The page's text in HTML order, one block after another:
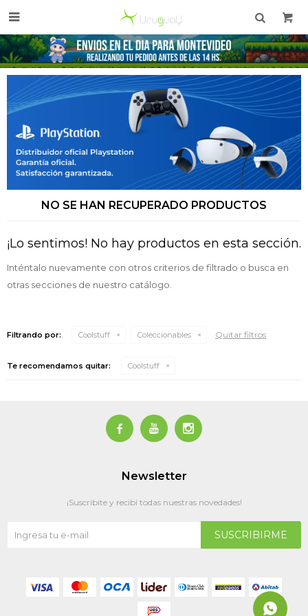

NO SE HAN RECUPERADO PRODUCTOS
¡Lo sentimos! No hay productos en esta sección.
Inténtalo nuevamente con otros criterios de filtrado o busca en
otras secciones de nuestro catálogo.
Filtrando por: Coolstuff Coleccionables Quitar filtros
Te recomendamos quitar: Coolstuff
  
Newsletter
¡Suscribite y recibí todas nuestras novedades!
SUSCRIBIRME